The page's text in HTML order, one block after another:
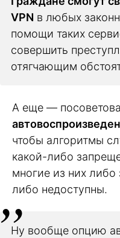
VPN в любых
помощи таких
совершить
отягчающим
А еще —
чтобы алгоритмы
какой-либо
многие из них
либо недоступны.
Ну вообще опцию